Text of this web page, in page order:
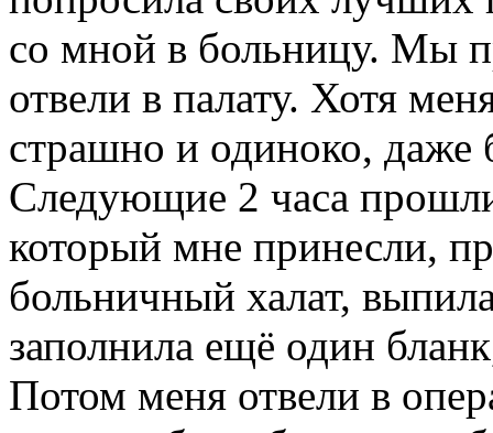
со мной в больницу. Мы
отвели в палату. Хотя
страшно и одиноко, даже
Следующие 2 часа
который мне принесли,
больничный халат,
заполнила ещё один
Потом меня отвели в